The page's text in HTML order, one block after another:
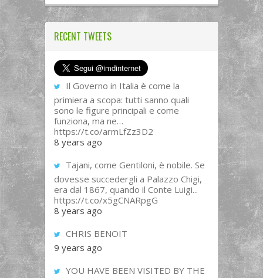
RECENT TWEETS
Il Governo in Italia è come la
primiera a scopa: tutti sanno quali
sono le figure principali e come
funziona, ma ne…
https://t.co/armLfZz3D2
8 years ago
Tajani, come Gentiloni, è nobile. Se
dovesse succedergli a Palazzo Chigi,
era dal 1867, quando il Conte Luigi...
https://t.co/x5gCNARpgG
8 years ago
CHRIS BENOIT
9 years ago
YOU HAVE BEEN VISITED BY THE